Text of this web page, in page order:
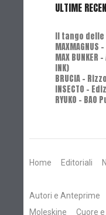
ULTIME
Il tango delle
MAXMAGNUS
MAX BUNKER
INK)
BRUCIA -
INSECTO -
RYUKO - BAO
Home Editoriali
Autori e Anteprime
Moleskine
Cuore